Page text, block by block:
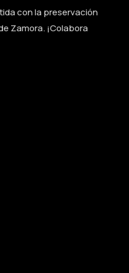
con la preservación
Zamora. ¡Colabora